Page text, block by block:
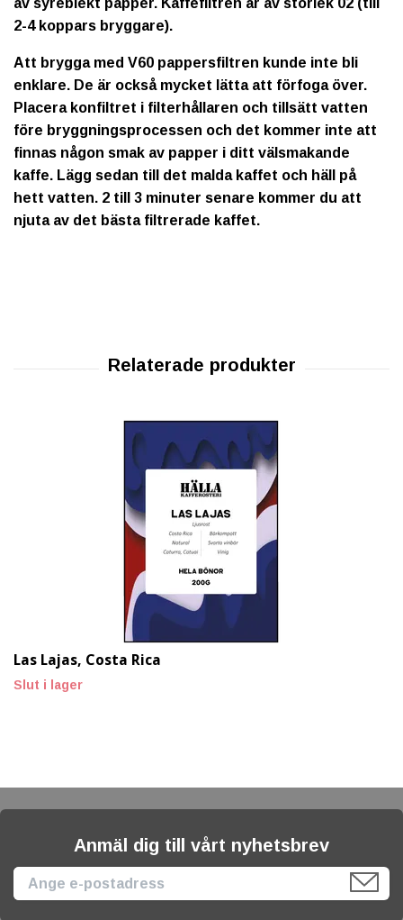
av syreblekt papper. Kaffefiltren är av storlek 02 (till
2-4 koppars bryggare).
Att brygga med V60 pappersfiltren kunde inte bli
enklare. De är också mycket lätta att förfoga över.
Placera konfiltret i filterhållaren och tillsätt vatten
före bryggningsprocessen och det kommer inte att
finnas någon smak av papper i ditt välsmakande
kaffe. Lägg sedan till det malda kaffet och häll på
hett vatten. 2 till 3 minuter senare kommer du att
njuta av det bästa filtrerade kaffet.
Las Lajas, Costa Rica
Slut i lager
Anmäl dig till vårt nyhetsbrev